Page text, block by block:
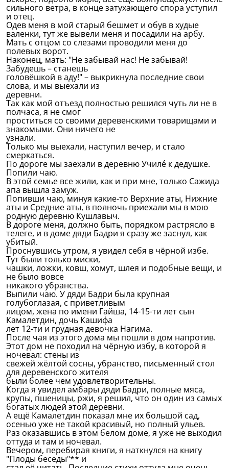
сильного ветра, в конце затухающего спора уступил
и отец.
Одев меня в мой старый бешмет и обув в худые
валенки, тут же вывели меня и посадили на арбу.
Мать с отцом со слезами проводили меня до
полевых ворот.
Наконец, мать: "Не забывай нас! Не забывай!
Забудешь – станешь
головёшкой в аду!" – выкрикнула последние свои
слова, и мы выехали из
деревни.
Так как мой отъезд полностью решился чуть ли не в
полчаса, я не смог
проститься со своими деревенскими товарищами и
знакомыми. Они ничего не
узнали.
Только мы выехали, наступил вечер, и стало
смеркаться.
По дороге мы заехали в деревню Училé к дедушке.
Попили чаю.
В этой семье все жили, как и при мне, только Сажида
апа вышла замуж.
Попивши чаю, минуя какие-то Верхние аты, Нижние
аты и Средние аты, в полночь приехали мы в мою
родную деревню Кушлавыч.
В дороге меня, должно быть, порядком растрясло в
телеге, и в доме дяди Бадри я сразу же заснул, как
убитый.
Проснувшись утром, я увидел себя в чёрной избе.
Тут были только миски,
чашки, ложки, ковш, хомут, шлея и подобные вещи, и
не было вовсе
никакого убранства.
Выпили чаю. У дяди Бадри была крупная
голубоглазая, с приветливым
лицом, жена по имени Гайша, 14-15-ти лет сын
Камалетдин, дочь Кашифа
лет 12-ти и грудная девочка Нагима.
После чая из этого дома мы пошли в дом напротив.
Этот дом не походил на чёрную избу, в которой я
ночевал: стены из
свежей жёлтой сосны, убранство, письменный стол
для деревенского жителя
были более чем удовлетворительны.
Когда я увидел амбары дяди Бадри, полные мяса,
крупы, пшеницы, ржи, я решил, что он один из самых
богатых людей этой деревни.
А ещё Камалетдин показал мне их большой сад,
осенью уже не такой красивый, но полный ульев.
Раз оказавшись в этом белом доме, я уже не выходил
оттуда и там и ночевал.
Вечером, перебирая книги, я наткнулся на книгу
"Плоды беседы"** и